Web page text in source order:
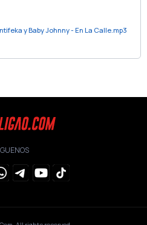
y Baby Johnny - En La Calle.mp3